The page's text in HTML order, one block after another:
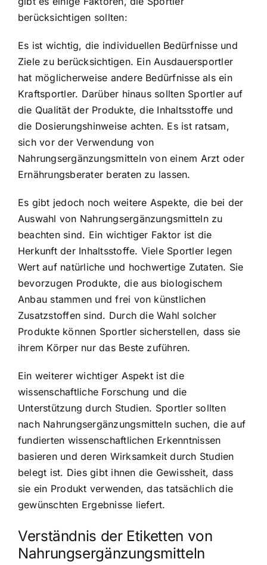
berücksichtigen sollten:
Es ist wichtig, die individuellen Bedürfnisse und
Ziele zu berücksichtigen. Ein Ausdauersportler
hat möglicherweise andere Bedürfnisse als ein
Kraftsportler. Darüber hinaus sollten Sportler auf
die Qualität der Produkte, die Inhaltsstoffe und
die Dosierungshinweise achten. Es ist ratsam,
sich vor der Verwendung von
Nahrungsergänzungsmitteln von einem Arzt oder
Ernährungsberater beraten zu lassen.
Es gibt jedoch noch weitere Aspekte, die bei der
Auswahl von Nahrungsergänzungsmitteln zu
beachten sind. Ein wichtiger Faktor ist die
Herkunft der Inhaltsstoffe. Viele Sportler legen
Wert auf natürliche und hochwertige Zutaten. Sie
bevorzugen Produkte, die aus biologischem
Anbau stammen und frei von künstlichen
Zusatzstoffen sind. Durch die Wahl solcher
Produkte können Sportler sicherstellen, dass sie
ihrem Körper nur das Beste zuführen.
Ein weiterer wichtiger Aspekt ist die
wissenschaftliche Forschung und die
Unterstützung durch Studien. Sportler sollten
nach Nahrungsergänzungsmitteln suchen, die auf
fundierten wissenschaftlichen Erkenntnissen
basieren und deren Wirksamkeit durch Studien
belegt ist. Dies gibt ihnen die Gewissheit, dass
sie ein Produkt verwenden, das tatsächlich die
gewünschten Ergebnisse liefert.
Verständnis der Etiketten von
Nahrungsergänzungsmitteln